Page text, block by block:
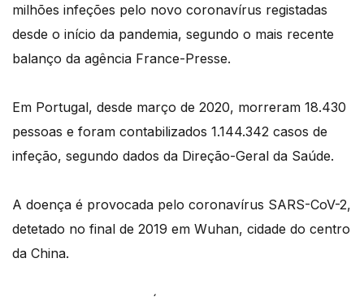
milhões infeções pelo novo coronavírus registadas
desde o início da pandemia, segundo o mais recente
balanço da agência France-Presse.
Em Portugal, desde março de 2020, morreram 18.430
pessoas e foram contabilizados 1.144.342 casos de
infeção, segundo dados da Direção-Geral da Saúde.
A doença é provocada pelo coronavírus SARS-CoV-2,
detetado no final de 2019 em Wuhan, cidade do centro
da China.